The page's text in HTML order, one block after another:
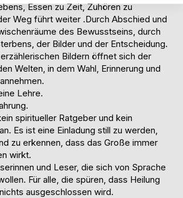
Essen zu Zeit, Zuhören zu
Weg führt weiter .Durch Abschied und
des Bewusstseins, durch
der Bilder und der Entscheidung.
Bildern öffnet sich der
Welten, in dem Wahl, Erinnerung und
Lehre.
spiritueller Ratgeber und kein
Es ist eine Einladung still zu werden,
zu erkennen, dass das Große immer
wirkt.
und Leser, die sich von Sprache
Für alle, die spüren, dass Heilung
ausgeschlossen wird.